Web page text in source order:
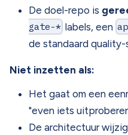
De doel-repo is
gate-* labels, een
de standaard quality-
Niet inzetten als:
Het gaat om een
"even iets
De architectuur